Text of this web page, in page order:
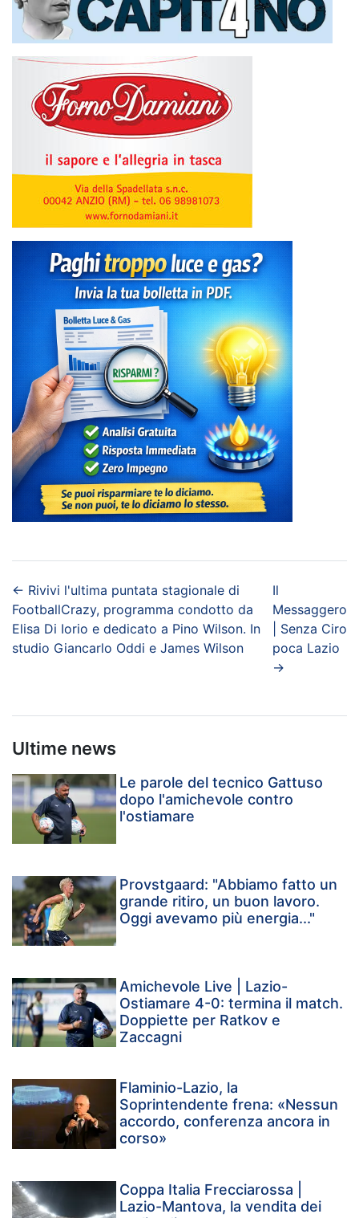
← Rivivi l'ultima puntata stagionale di
FootballCrazy, programma condotto da
Elisa Di Iorio e dedicato a Pino Wilson. In
studio Giancarlo Oddi e James Wilson
Il
Messaggero
| Senza Ciro
poca Lazio
→
Ultime news
Le parole del tecnico Gattuso
dopo l'amichevole contro
l'ostiamare
Provstgaard: "Abbiamo fatto un
grande ritiro, un buon lavoro.
Oggi avevamo più energia..."
Amichevole Live | Lazio-
Ostiamare 4-0: termina il match.
Doppiette per Ratkov e
Zaccagni
Flaminio-Lazio, la
Soprintendente frena: «Nessun
accordo, conferenza ancora in
corso»
Coppa Italia Frecciarossa |
Lazio-Mantova, la vendita dei